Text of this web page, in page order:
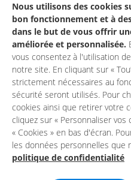
Contactez-nous
Mon compte
Nous utilisons des cookies
bon fonctionnement et à
dans le but de vous offrir
améliorée et personnalisée.
vous consentez à l'utilisation
notre site. En cliquant sur «
strictement nécessaires au
sécurité seront utilisés. Pour
cookies ainsi que retirer votre
cliquez sur « Personnaliser vos
« Cookies » en bas d'écran.
les données personnelles que
politique de confidentialité